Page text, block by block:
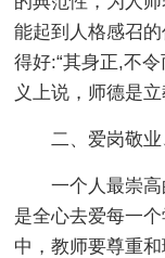
能起到人格感召
得好:“其身正,不
义上说，师德是立
二、爱岗敬业
一个人最崇高
是全心去爱每一
中，教师要尊重